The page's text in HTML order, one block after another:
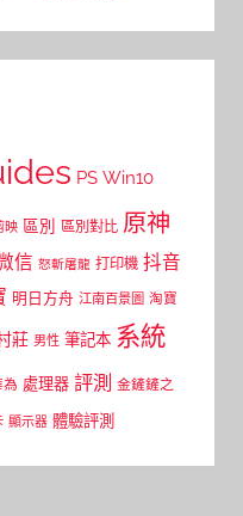
PS Win10
映 區別 區別對比 原神
信 怒斬屠龍 打印機 抖音
明日方舟 江南百景圖 淘寶
莊 男性 筆記本 系統
為 處理器 評測 金鏟鏟之
顯示器 體驗評測